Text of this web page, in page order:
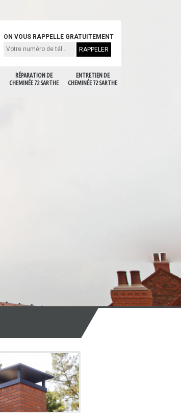
RÉPARATION DE
CHEMINÉE 72 SARTHE
ENTRETIEN DE
CHEMINÉE 72 SARTHE
ON VOUS RAPPELLE GRATUITEMENT